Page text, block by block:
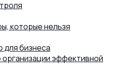
которые нельзя
для бизнеса
эффективной